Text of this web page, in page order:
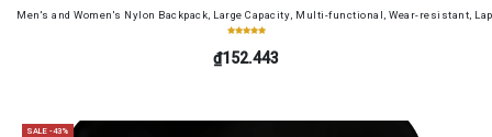
Men's and Women's Nylon Backpack, Large Capacity, Multi-functional, Wear-resistant,
₫152.443
SALE -43%